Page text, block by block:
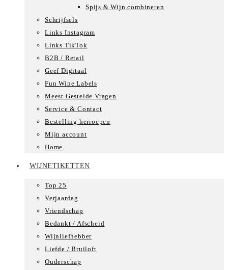
Spijs & Wijn combineren
Schrijfsels
Links Instagram
Links TikTok
B2B / Retail
Geef Digitaal
Fun Wine Labels
Meest Gestelde Vragen
Service & Contact
Bestelling herroepen
Mijn account
Home
WIJNETIKETTEN
Top 25
Verjaardag
Vriendschap
Bedankt / Afscheid
Wijnliefhebber
Liefde / Bruiloft
Ouderschap